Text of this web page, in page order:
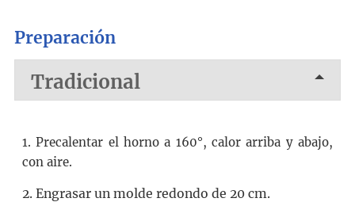
Preparación
Tradicional
1. Precalentar el horno a 160°, calor arriba y abajo,
con aire.
2. Engrasar un molde redondo de 20 cm.